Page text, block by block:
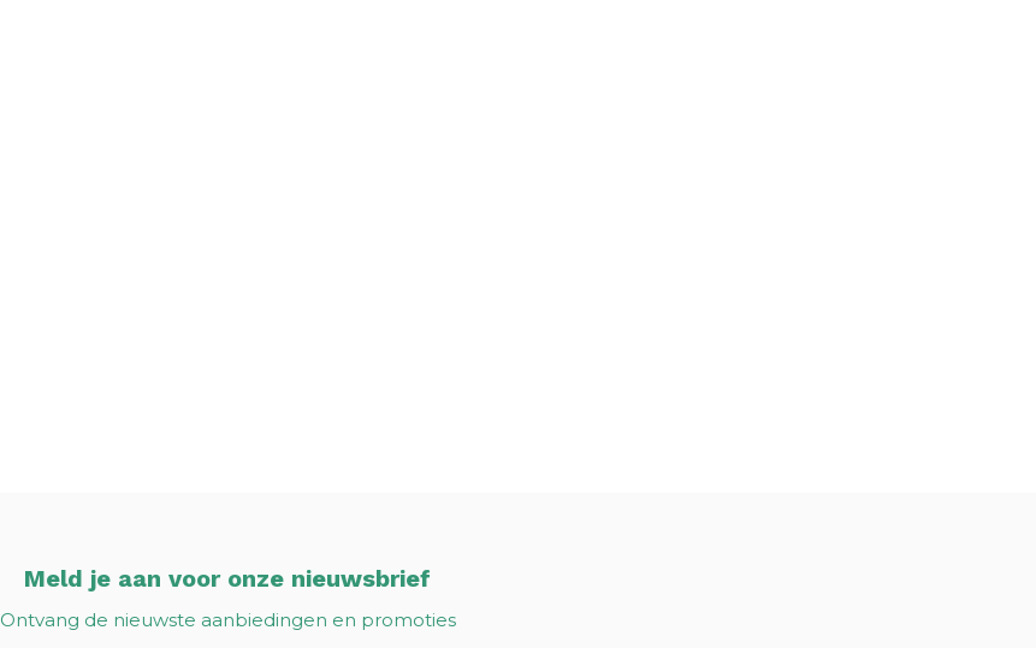
Meld je aan voor onze nieuwsbrief
Ontvang de nieuwste aanbiedingen en promoties